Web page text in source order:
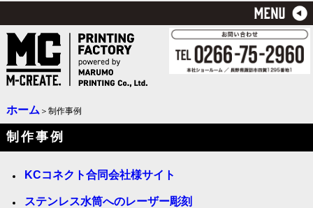
ホーム＞制作事例
制作事例
KCコネクト合同会社様サイト
ステンレス水筒へのレーザー彫刻